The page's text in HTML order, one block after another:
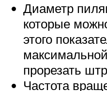
Диаметр
которые
этого
прорезать
Частота